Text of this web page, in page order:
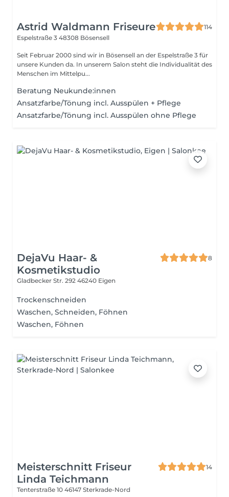
Astrid Waldmann Friseure
114
Espelstraße 3 48308 Bösensell
Seit Februar 2000 sind wir in Bösensell an der Espelstraße 3 für
unsere Kunden da. In unserem Salon steht die Individualität des
Menschen im Mittelpu...
Beratung Neukunde:innen
Ansatzfarbe/Tönung incl. Ausspülen + Pflege
Ansatzfarbe/Tönung incl. Ausspülen ohne Pflege
DejaVu Haar- &
Kosmetikstudio
8
Gladbecker Str. 292 46240 Eigen
Trockenschneiden
Waschen, Schneiden, Föhnen
Waschen, Föhnen
Meisterschnitt Friseur
Linda Teichmann
14
Tenterstraße 10 46147 Sterkrade-Nord